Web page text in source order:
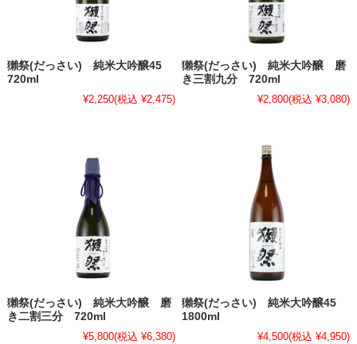
獺祭(だっさい) 純米大吟醸45
720ml
¥2,250(税込 ¥2,475)
獺祭(だっさい) 純米大吟醸 磨
き三割九分 720ml
¥2,800(税込 ¥3,080)
獺祭(だっさい) 純米大吟醸 磨
き二割三分 720ml
¥5,800(税込 ¥6,380)
獺祭(だっさい) 純米大吟醸45
1800ml
¥4,500(税込 ¥4,950)